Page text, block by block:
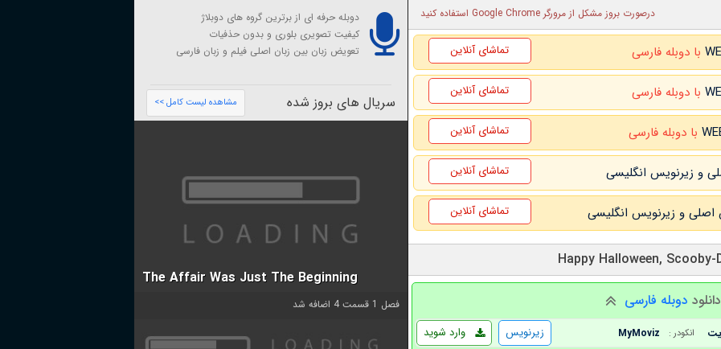
درصورت بروز مشکل از مرورگر Google Chrome استفاده کنید
با دوبله فارسی تماشای آنلاین
با دوبله فارسی تماشای آنلاین
با دوبله فارسی تماشای آنلاین
تماشای آنلاین
تماشای آنلاین
دانلود دوبله فارسی
انکودر : MyMoviz وارد شوید
زیرنویس
دوبله حرفه ای از برترین گروه های دوبلاژ
کیفیت تصویری بلوری و بدون حذفیات
تعویض زبان بین زبان اصلی فیلم و زبان فارسی
سریال های بروز شده مشاهده لیست کامل >>
The Affair Was Just The Beginning
فصل 1 قسمت 4 اضافه شد